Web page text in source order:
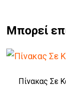
Μπορεί
Πίνακας Σε